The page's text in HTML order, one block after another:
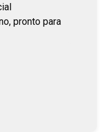
pronto para